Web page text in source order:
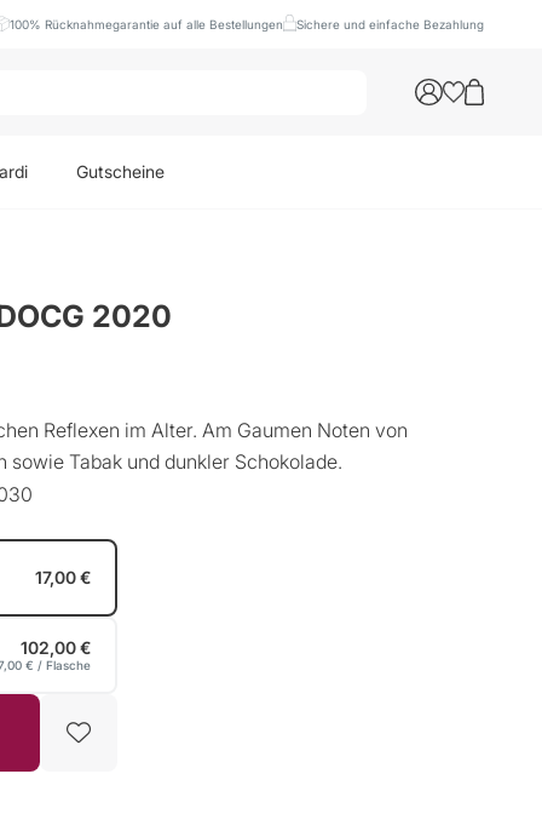
100% Rücknahmegarantie auf alle Bestellungen Sichere und einfache Bezahlung
Gutscheine
2020
Reflexen im Alter. Am Gaumen Noten von
Tabak und dunkler Schokolade.
17,00 €
102,00 €
€ / Flasche